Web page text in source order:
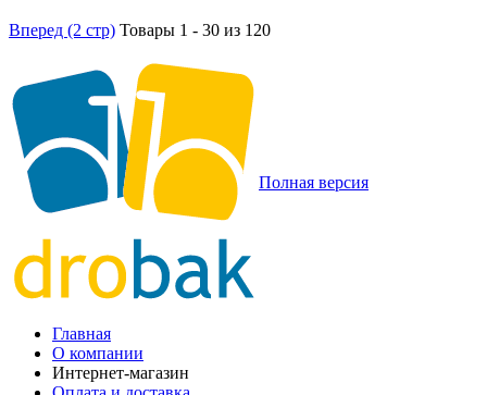
Вперед (2 стр) Товары 1 - 30 из 120
Полная версия
Главная
О компании
Интернет-магазин